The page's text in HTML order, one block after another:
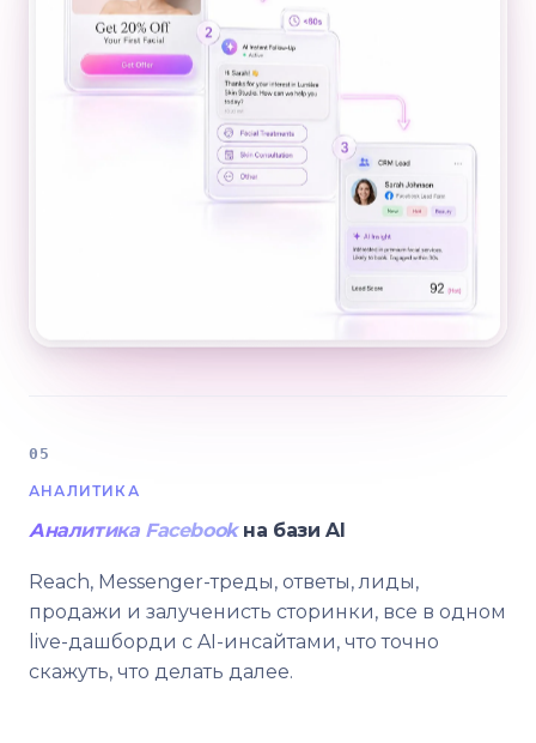
05
АНАЛИТИКА
Аналитика Facebookна бази AI
Reach, Messenger-треды, ответы, лиды,
продажи и залученисть сторинки, все в одном
live-дашборди с AI-инсайтами, что точно
скажуть, что делать далее.